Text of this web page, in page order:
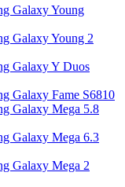
Galaxy Young
Galaxy Young 2
Galaxy Y Duos
Galaxy Fame S6810
Galaxy Mega 5.8
Galaxy Mega 6.3
Galaxy Mega 2